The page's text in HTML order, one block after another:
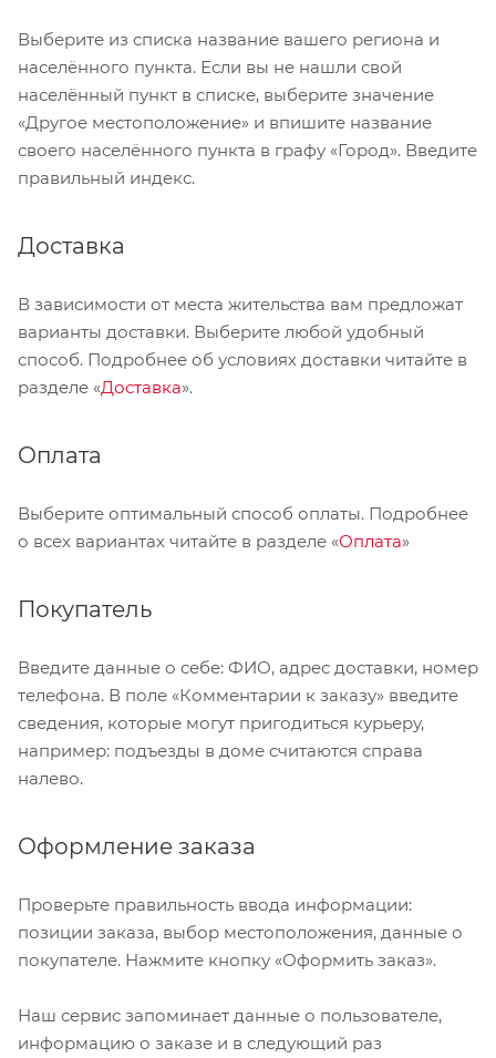
Выберите из списка название вашего региона и
населённого пункта. Если вы не нашли свой
населённый пункт в списке, выберите значение
«Другое местоположение» и впишите название
своего населённого пункта в графу «Город». Введите
правильный индекс.
Доставка
В зависимости от места жительства вам предложат
варианты доставки. Выберите любой удобный
способ. Подробнее об условиях доставки читайте в
разделе «Доставка».
Оплата
Выберите оптимальный способ оплаты. Подробнее
о всех вариантах читайте в разделе «Оплата»
Покупатель
Введите данные о себе: ФИО, адрес доставки, номер
телефона. В поле «Комментарии к заказу» введите
сведения, которые могут пригодиться курьеру,
например: подъезды в доме считаются справа
налево.
Оформление заказа
Проверьте правильность ввода информации:
позиции заказа, выбор местоположения, данные о
покупателе. Нажмите кнопку «Оформить заказ».
Наш сервис запоминает данные о пользователе,
информацию о заказе и в следующий раз